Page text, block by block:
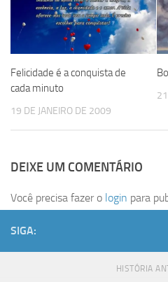
Felicidade é a conquista de
cada minuto
19 DE JANEIRO DE 2009
DEIXE UM COMENTÁRIO
Você precisa fazer o login para
SIGA:
HISTÓRIA